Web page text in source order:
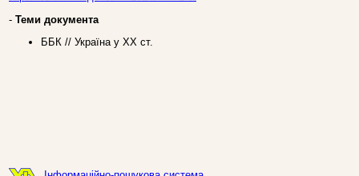
- Теми документа
ББК // Україна у ХХ ст.